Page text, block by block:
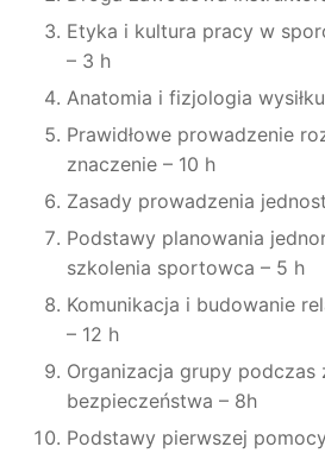
Etyka i kultura pracy w
– 3 h
Anatomia i fizjologia
Prawidłowe prowadzenie
znaczenie – 10 h
Zasady prowadzenia
Podstawy planowania
szkolenia sportowca – 5 h
Komunikacja i budowanie
– 12 h
Organizacja grupy podczas
bezpieczeństwa – 8h
Podstawy pierwszej